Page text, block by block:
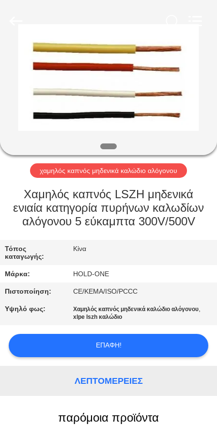
ΣΠΊΤΙ
ΒΊΝΤΕΟ
ΠΕΡΊΠΟΥ
ΕΜΕΊΣ
ΓΎΡΟΣ
ΕΡΓΟΣΤΑΣΊΩΝ
ΈΛΕΓΧΟΣ
ΜΑΣ
ΕΛΆΤΕ
ΣΕ
ΕΠΑΦΉ
ΜΕ
χαμηλός καπνός μηδενικά καλώδιο αλόγονου
Χαμηλός καπνός LSZH μηδενικά
ενιαία κατηγορία πυρήνων καλωδίων
αλόγονου 5 εύκαμπτα 300V/500V
Τόπος
καταγωγής:
Κίνα
Μάρκα: HOLD-ONE
Πιστοποίηση: CE/KEMA/ISO/PCCC
Υψηλό φως: Χαμηλός καπνός μηδενικά καλώδιο αλόγονου,
xlpe lszh καλώδιο
ΕΠΑΦΉ!
ΛΕΠΤΟΜΈΡΕΙΕΣ
παρόμοια προϊόντα